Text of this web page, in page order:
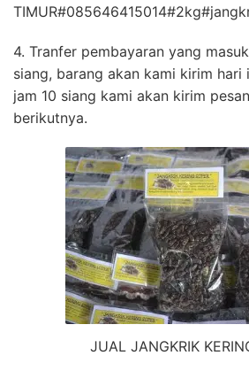
4. Tranfer pembayaran yang
siang, barang akan kami kirim
jam 10 siang kami akan kirim
berikutnya.
JUAL JANGKRIK